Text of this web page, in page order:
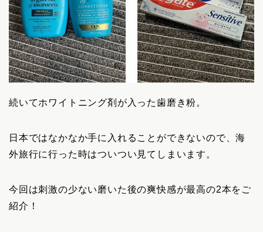
続いてホワイトニング剤が入った歯磨き粉。
日本ではなかなか手に入れることができないので、海
外旅行に行った時はついつい見てしまいます。
今回は刺激の少ない磨いた後の爽快感が最高の2本をご
紹介！